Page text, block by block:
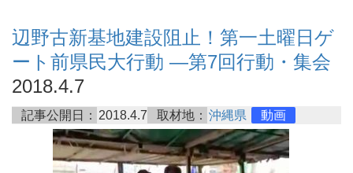
辺野古新基地建設阻止！第一土曜日ゲ
ート前県民大行動 ―第7回行動・集会
2018.4.7
記事公開日： 2018.4.7 取材地： 沖縄県 動画